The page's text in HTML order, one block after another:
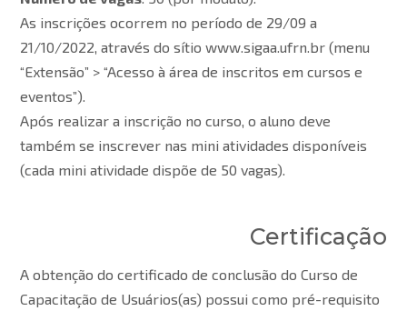
As inscrições ocorrem no período de 29/09 a
21/10/2022, através do sítio www.sigaa.ufrn.br (menu
“Extensão” > “Acesso à área de inscritos em cursos e
eventos”).
Após realizar a inscrição no curso, o aluno deve
também se inscrever nas mini atividades disponíveis
(cada mini atividade dispõe de 50 vagas).
Certificação
A obtenção do certificado de conclusão do Curso de
Capacitação de Usuários(as) possui como pré-requisito